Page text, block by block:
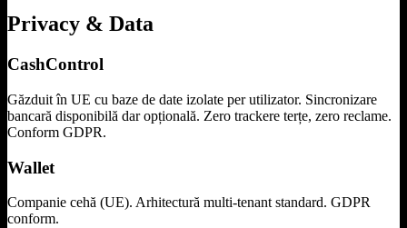
Privacy & Data
CashControl
Găzduit în UE cu baze de date izolate per utilizator. Sincronizare
bancară disponibilă dar opțională. Zero trackere terțe, zero reclame.
Conform GDPR.
Wallet
Companie cehă (UE). Arhitectură multi-tenant standard. GDPR
conform.